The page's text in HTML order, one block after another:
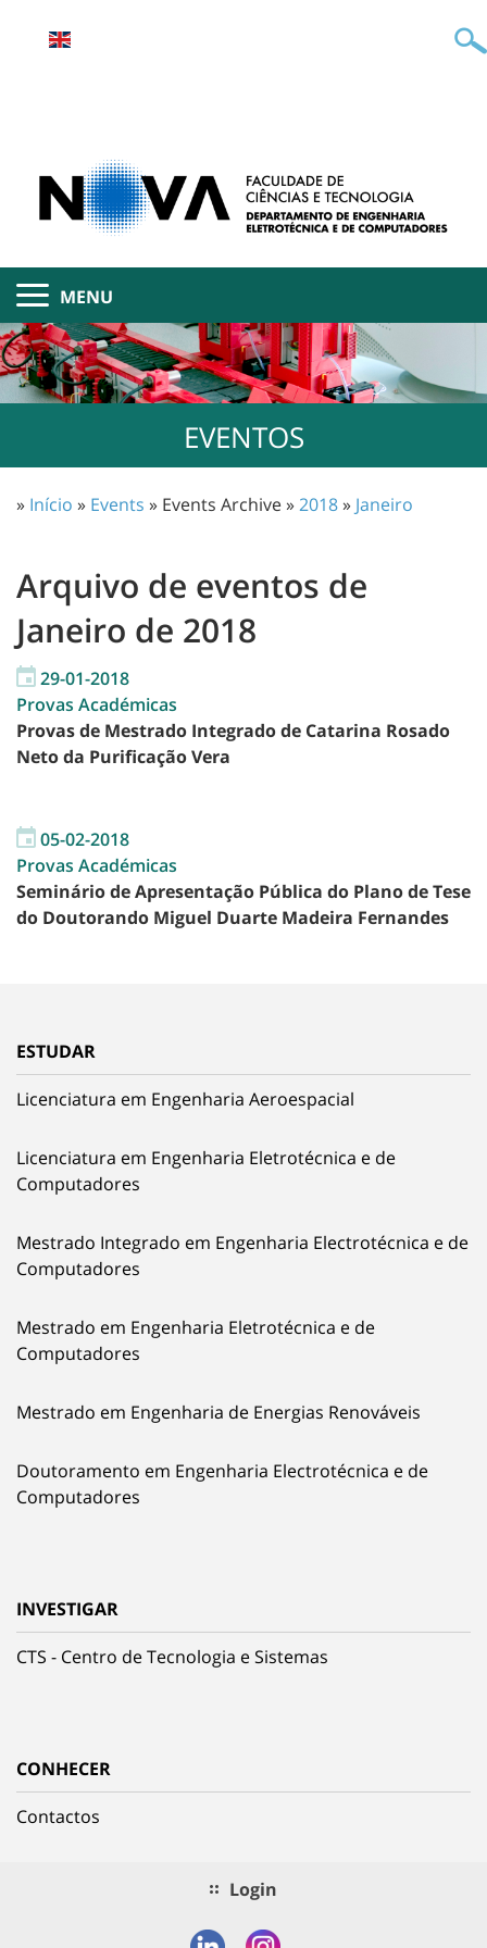
MENU
EVENTOS
» Início » Events » Events Archive »2018» Janeiro
Arquivo de eventos de
Janeiro de 2018
29-01-2018
Provas Académicas
Provas de Mestrado Integrado de Catarina Rosado
Neto da Purificação Vera
05-02-2018
Provas Académicas
Seminário de Apresentação Pública do Plano de Tese
do Doutorando Miguel Duarte Madeira Fernandes
ESTUDAR
Licenciatura em Engenharia Aeroespacial
Licenciatura em Engenharia Eletrotécnica e de
Computadores
Mestrado Integrado em Engenharia Electrotécnica e de
Computadores
Mestrado em Engenharia Eletrotécnica e de
Computadores
Mestrado em Engenharia de Energias Renováveis
Doutoramento em Engenharia Electrotécnica e de
Computadores
INVESTIGAR
CTS - Centro de Tecnologia e Sistemas
CONHECER
Contactos
Login